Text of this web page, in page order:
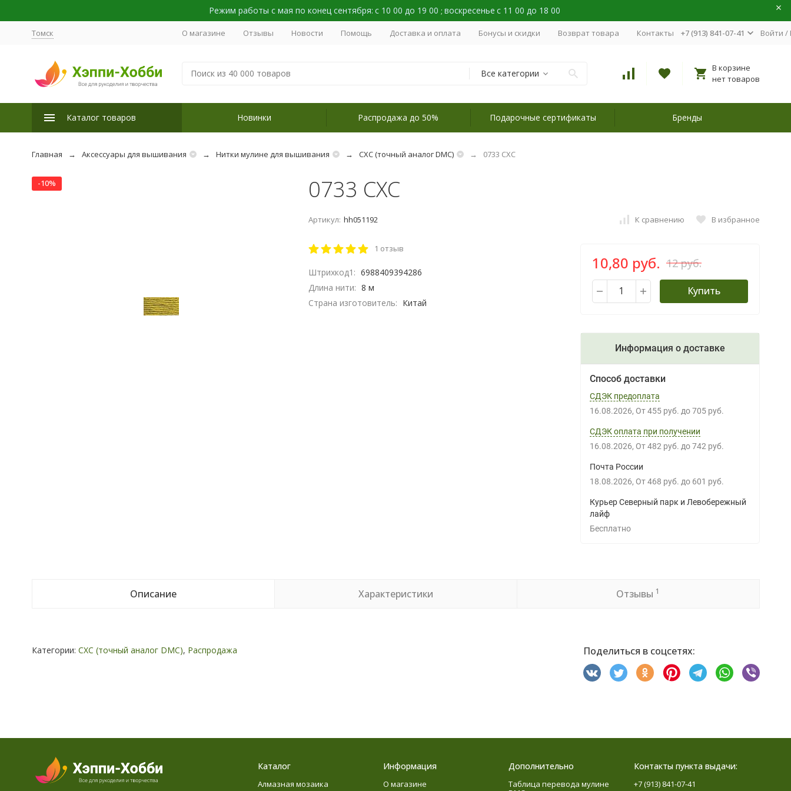
Режим работы с мая по конец сентября: с 10 00 до 19 00 ; воскресенье с 11 00 до 18 00
Томск О магазине Отзывы Новости Помощь Доставка и оплата Бонусы и скидки Возврат товара Контакты +7 (913) 841-07-41 Войти /
Все категории
В корзине
нет товаров
Каталог товаров Новинки Распродажа до 50% Подарочные сертификаты Бренды
Главная Аксессуары для вышивания Нитки мулине для вышивания СХС (точный аналог DMC) 0733 СХС
-10% 0733 СХС
Артикул: hh051192 К сравнению В избранное
1 отзыв
Штрихкод1: 6988409394286
Длина нити: 8 м
Страна изготовитель: Китай
10,80 руб. 12 руб.
Купить
Информация о доставке
Способ доставки
СДЭК предоплата
16.08.2026 От 455 руб. до 705 руб.
СДЭК оплата при получении
16.08.2026 От 482 руб. до 742 руб.
Почта России
18.08.2026 От 468 руб. до 601 руб.
Курьер Северный парк и Левобережный
лайф
Бесплатно
Описание Характеристики Отзывы 1
Категории: СХС (точный аналог DMC), Распродажа Поделиться в соцсетях:
Каталог
Алмазная мозаика
Информация
О магазине
Дополнительно
Таблица перевода мулине
Контакты пункта выдачи:
+7 (913) 841-07-41